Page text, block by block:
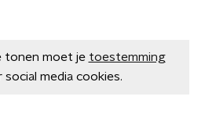
tonen moet je toestemming
social media cookies.